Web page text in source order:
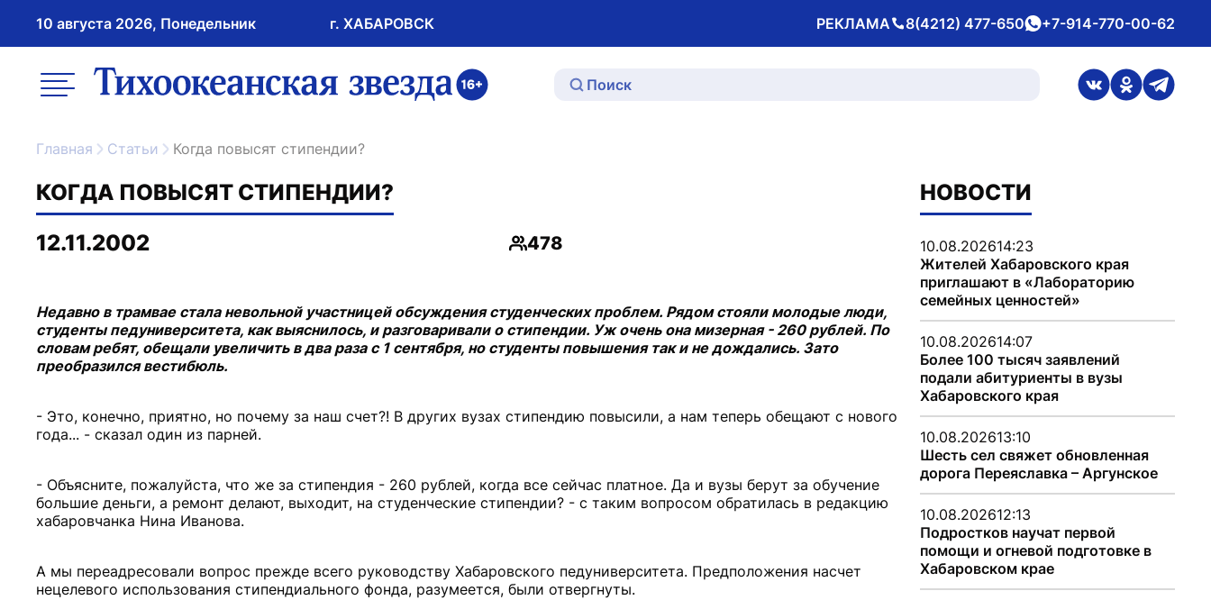
10 августа 2026, Понедельник г. ХАБАРОВСК РЕКЛАМА
Телефон 8(4212) 477-650whatsApp
+7-914-770-00-62
меню ссылка на главную
ссылка на
ссылка на
Главная Статьи Когда повысят стипендии?
КОГДА ПОВЫСЯТ СТИПЕНДИИ?
12.11.2002
Просмотры
478
Недавно в трамвае стала невольной участницей обсуждения студенческих проблем. Рядом стояли молодые люди,
студенты педуниверситета, как выяснилось, и разговаривали о стипендии. Уж очень она мизерная - 260 рублей. По
словам ребят, обещали увеличить в два раза с 1 сентября, но студенты повышения так и не дождались. Зато
преобразился вестибюль.
- Это, конечно, приятно, но почему за наш счет?! В других вузах стипендию повысили, а нам теперь обещают с нового
года... - сказал один из парней.
- Объясните, пожалуйста, что же за стипендия - 260 рублей, когда все сейчас платное. Да и вузы берут за обучение
большие деньги, а ремонт делают, выходит, на студенческие стипендии? - с таким вопросом обратилась в редакцию
хабаровчанка Нина Иванова.
А мы переадресовали вопрос прежде всего руководству Хабаровского педуниверситета. Предположения насчет
нецелевого использования стипендиального фонда, разумеется, были отвергнуты.
НОВОСТИ
10.08.202614:23
Жителей Хабаровского края
приглашают в «Лабораторию
семейных ценностей»
10.08.202614:07
Более 100 тысяч заявлений
подали абитуриенты в вузы
Хабаровского края
10.08.202613:10
Шесть сел свяжет обновленная
дорога Переяславка – Аргунское
10.08.202612:13
Подростков научат первой
помощи и огневой подготовке в
Хабаровском крае